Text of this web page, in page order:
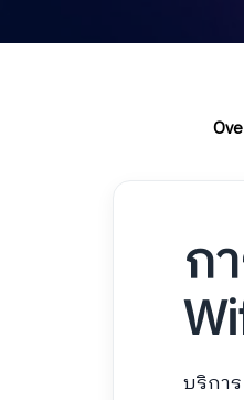
ก
บริกา